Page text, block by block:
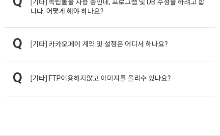
[기타] 독립몰을 사용 중인데, 프로그램 및 DB 수정을 하려고 합
니다. 어떻게 해야 하나요?
[기타] 카카오페이 계약 및 설정은 어디서 하나요?
[기타] FTP이용하지않고 이미지를 올리수 있나요?